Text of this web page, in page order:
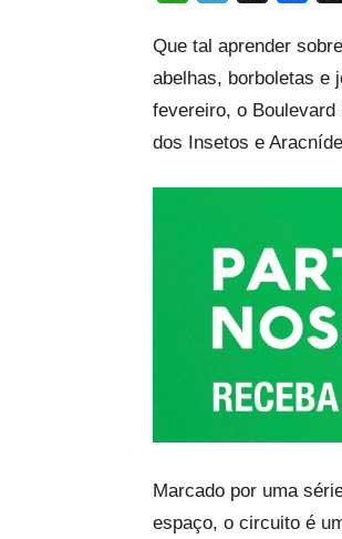
Que tal aprender
abelhas, borboletas e
fevereiro, o Boulevard
dos Insetos e
Marcado por uma
espaço, o circuito é